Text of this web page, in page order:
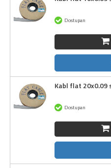
Dostupan
Kabl flat 20x0.09
Dostupan